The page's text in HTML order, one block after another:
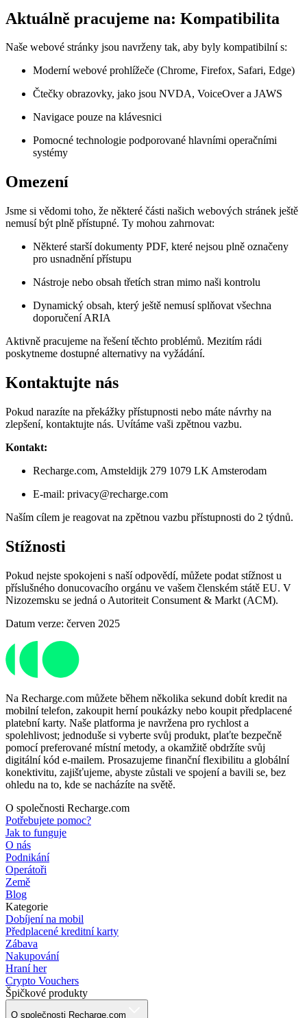
Aktuálně pracujeme na: Kompatibilita
Naše webové stránky jsou navrženy tak, aby byly kompatibilní s:
Moderní webové prohlížeče (Chrome, Firefox, Safari, Edge)
Čtečky obrazovky, jako jsou NVDA, VoiceOver a JAWS
Navigace pouze na klávesnici
Pomocné technologie podporované hlavními operačními
systémy
Omezení
Jsme si vědomi toho, že některé části našich webových stránek ještě
nemusí být plně přístupné. Ty mohou zahrnovat:
Některé starší dokumenty PDF, které nejsou plně označeny
pro usnadnění přístupu
Nástroje nebo obsah třetích stran mimo naši kontrolu
Dynamický obsah, který ještě nemusí splňovat všechna
doporučení ARIA
Aktivně pracujeme na řešení těchto problémů. Mezitím rádi
poskytneme dostupné alternativy na vyžádání.
Kontaktujte nás
Pokud narazíte na překážky přístupnosti nebo máte návrhy na
zlepšení, kontaktujte nás. Uvítáme vaši zpětnou vazbu.
Kontakt:
Recharge.com, Amsteldijk 279 1079 LK Amsterodam
E-mail: privacy@recharge.com
Naším cílem je reagovat na zpětnou vazbu přístupnosti do 2 týdnů.
Stížnosti
Pokud nejste spokojeni s naší odpovědí, můžete podat stížnost u
příslušného donucovacího orgánu ve vašem členském státě EU. V
Nizozemsku se jedná o Autoriteit Consument & Markt (ACM).
Datum verze: červen 2025
Na Recharge.com můžete během několika sekund dobít kredit na
mobilní telefon, zakoupit herní poukázky nebo koupit předplacené
platební karty. Naše platforma je navržena pro rychlost a
spolehlivost; jednoduše si vyberte svůj produkt, plaťte bezpečně
pomocí preferované místní metody, a okamžitě obdržíte svůj
digitální kód e-mailem. Prosazujeme finanční flexibilitu a globální
konektivitu, zajišťujeme, abyste zůstali ve spojení a bavili se, bez
ohledu na to, kde se nacházíte na světě.
O společnosti Recharge.com
Potřebujete pomoc?
Jak to funguje
O nás
Podnikání
Operátoři
Země
Blog
Kategorie
Dobíjení na mobil
Předplacené kreditní karty
Zábava
Nakupování
Hraní her
Crypto Vouchers
Špičkové produkty
O společnosti Recharge.com